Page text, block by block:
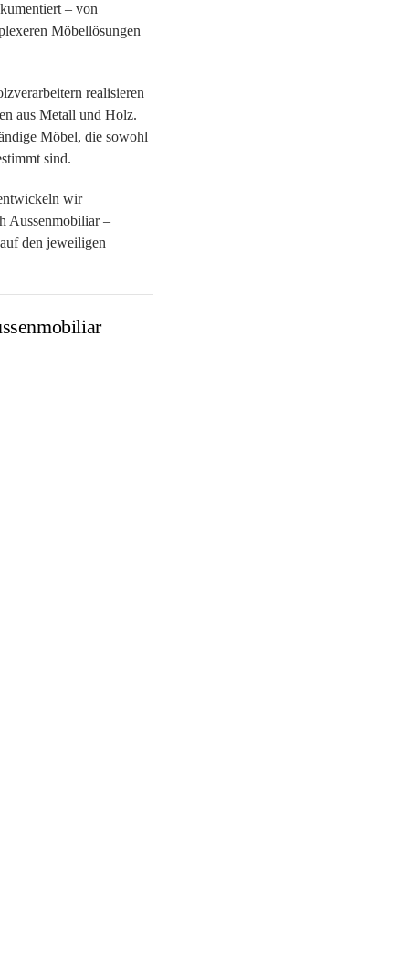
– von
Möbellösungen
realisieren
aus Metall und Holz.
Möbel, die sowohl
sind.
wir
Aussenmobiliar –
den jeweiligen